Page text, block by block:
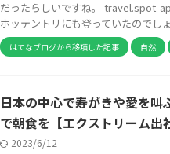
だったらしいですね。 travel.spot-
ホッテントリにも登っていたのでし
はてなブログから移項した記事 自然
日本の中心で寿がきや愛を
で朝食を【エクストリーム出
2023/6/12